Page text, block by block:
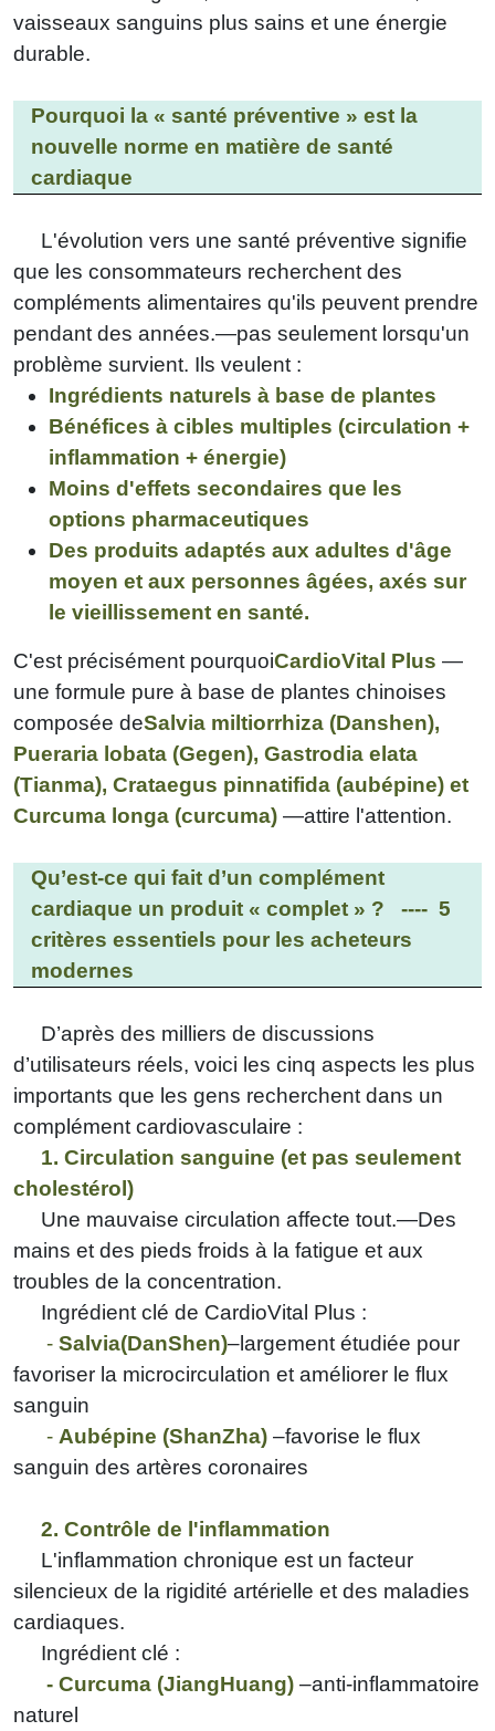
vaisseaux sanguins plus sains et une énergie
durable.
Pourquoi la « santé préventive » est la
nouvelle norme en matière de santé
cardiaque
L'évolution vers une santé préventive signifie
que les consommateurs recherchent des
compléments alimentaires qu'ils peuvent prendre
pendant des années.—pas seulement lorsqu'un
problème survient. Ils veulent :
Ingrédients naturels à base de plantes
Bénéfices à cibles multiples (circulation +
inflammation + énergie)
Moins d'effets secondaires que les
options pharmaceutiques
Des produits adaptés aux adultes d'âge
moyen et aux personnes âgées, axés sur
le vieillissement en santé.
C'est précisément pourquoiCardioVital Plus —
une formule pure à base de plantes chinoises
composée deSalvia miltiorrhiza (Danshen),
Pueraria lobata (Gegen), Gastrodia elata
(Tianma), Crataegus pinnatifida (aubépine) et
Curcuma longa (curcuma) —attire l'attention.
Qu’est-ce qui fait d’un complément
cardiaque un produit « complet » ?
---- 5
critères essentiels pour les acheteurs
modernes
D’après des milliers de discussions
d’utilisateurs réels, voici les cinq aspects les plus
importants que les gens recherchent dans un
complément cardiovasculaire :
1. Circulation sanguine (et pas seulement
cholestérol)
Une mauvaise circulation affecte tout.—Des
mains et des pieds froids à la fatigue et aux
troubles de la concentration.
Ingrédient clé de CardioVital Plus :
- Salvia(DanShen)–largement étudiée pour
favoriser la microcirculation et améliorer le flux
sanguin
- Aubépine (ShanZha) –favorise le flux
sanguin des artères coronaires
2. Contrôle de l'inflammation
L'inflammation chronique est un facteur
silencieux de la rigidité artérielle et des maladies
cardiaques.
Ingrédient clé :
- Curcuma (JiangHuang) –anti-inflammatoire
naturel